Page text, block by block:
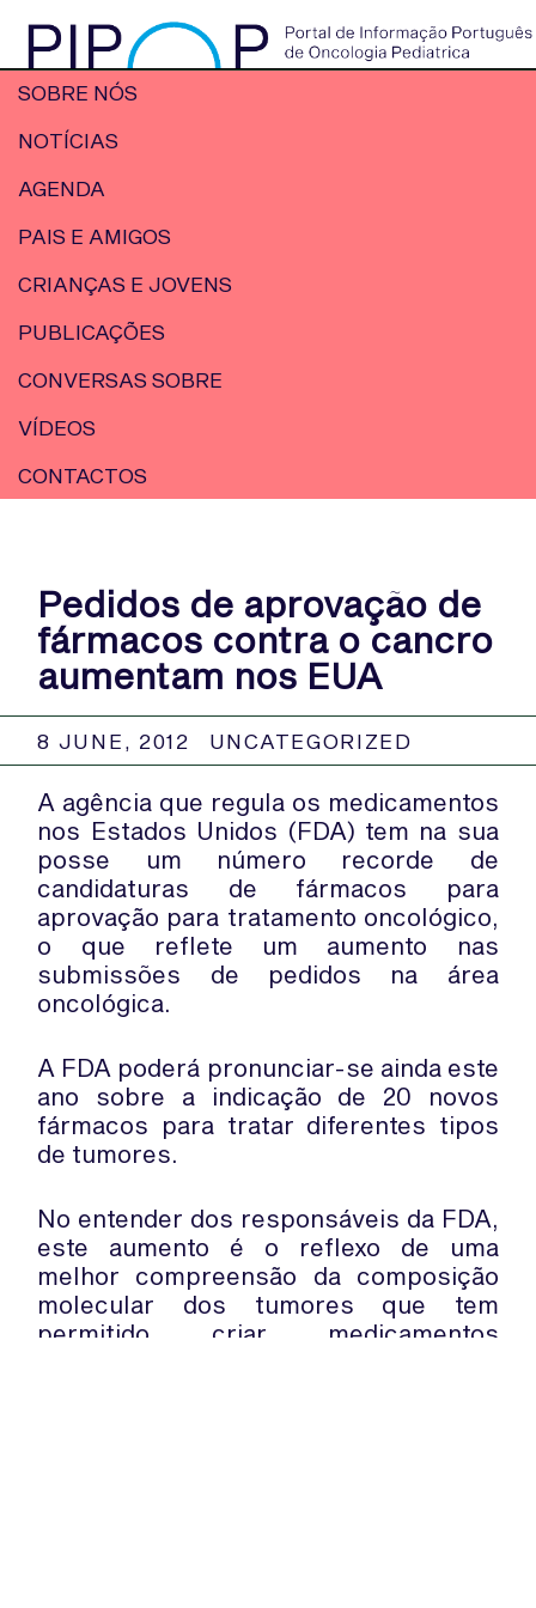
SOBRE NÓS
NOTÍCIAS
AGENDA
PAIS E AMIGOS
CRIANÇAS E JOVENS
PUBLICAÇÕES
CONVERSAS SOBRE
VÍDEOS
CONTACTOS
Pedidos de aprovação de
fármacos contra o cancro
aumentam nos EUA
8 JUNE, 2012 UNCATEGORIZED
A agência que regula os medicamentos
nos Estados Unidos (FDA) tem na sua
posse um número recorde de
candidaturas de fármacos para
aprovação para tratamento oncológico,
o que reflete um aumento nas
submissões de pedidos na área
oncológica.
A FDA poderá pronunciar-se ainda este
ano sobre a indicação de 20 novos
fármacos para tratar diferentes tipos
de tumores.
No entender dos responsáveis da FDA,
este aumento é o reflexo de uma
melhor compreensão da composição
molecular dos tumores que tem
permitido criar medicamentos